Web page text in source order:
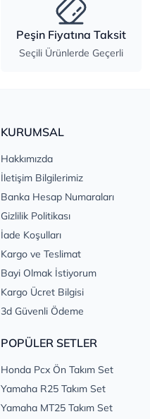
Peşin Fiyatına Taksit
Seçili Ürünlerde Geçerli
KURUMSAL
Hakkımızda
İletişim Bilgilerimiz
Banka Hesap Numaraları
Gizlilik Politikası
İade Koşulları
Kargo ve Teslimat
Bayi Olmak İstiyorum
Kargo Ücret Bilgisi
3d Güvenli Ödeme
POPÜLER SETLER
Honda Pcx Ön Takım Set
Yamaha R25 Takım Set
Yamaha MT25 Takım Set